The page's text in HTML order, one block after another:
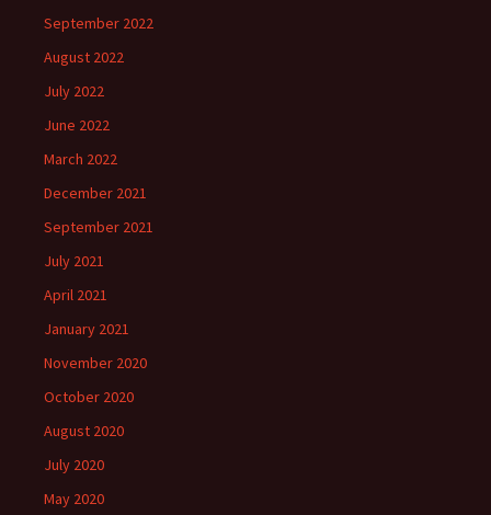
September 2022
August 2022
July 2022
June 2022
March 2022
December 2021
September 2021
July 2021
April 2021
January 2021
November 2020
October 2020
August 2020
July 2020
May 2020